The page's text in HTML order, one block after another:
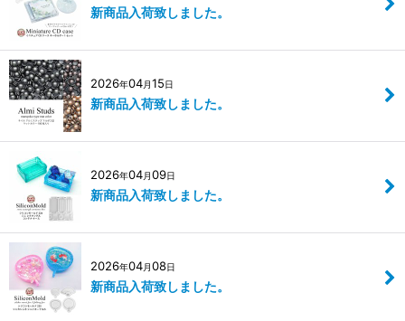
新商品入荷致しました。
2026年04月15日
新商品入荷致しました。
2026年04月09日
新商品入荷致しました。
2026年04月08日
新商品入荷致しました。